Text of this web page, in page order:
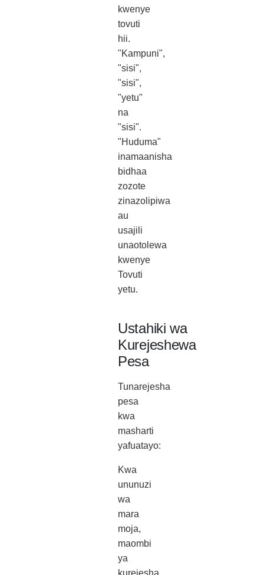
kwenye
tovuti
hii.
"Kampuni",
"sisi",
"sisi",
"yetu"
na
"sisi".
"Huduma"
inamaanisha
bidhaa
zozote
zinazolipiwa
au
usajili
unaotolewa
kwenye
Tovuti
yetu.
Ustahiki wa
Kurejeshewa
Pesa
Tunarejesha
pesa
kwa
masharti
yafuatayo:
Kwa
ununuzi
wa
mara
moja,
maombi
ya
kurejesha